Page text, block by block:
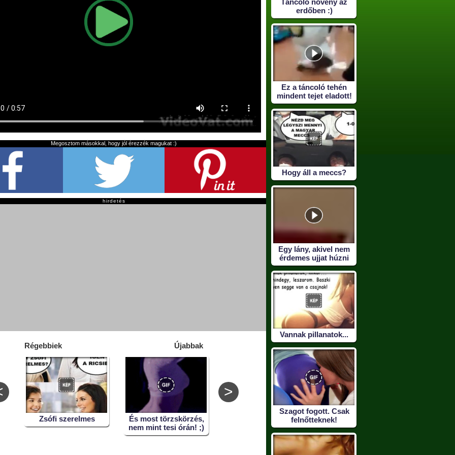
Megosztom másokkal, hogy jól érezzék magukat :)
hirdetés
Régebbiek Újabbak
Zsófi szerelmes
És most törzskörzés,
nem mint tesi órán! ;)
kirakatban
Született vadász
>
Táncoló növény az
erdőben :)
Ez a táncoló tehén
mindent tejet eladott!
Hogy áll a meccs?
Egy lány, akivel nem
érdemes ujjat húzni
Vannak pillanatok...
Szagot fogott. Csak
felnőtteknek!